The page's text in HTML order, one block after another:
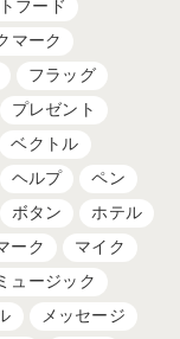
フード
マーク
フラッグ
プレゼント
ベクトル
ヘルプ
ペン
ボタン
ホテル
ーク
マイク
ュージック
メッセージ